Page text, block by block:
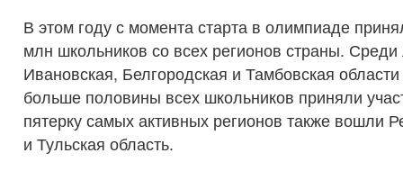
В этом году с момента старта в олимпиаде
млн школьников со всех регионов страны.
Ивановская, Белгородская и Тамбовская
больше половины всех школьников приняли
пятерку самых активных регионов также вошли
и Тульская область.